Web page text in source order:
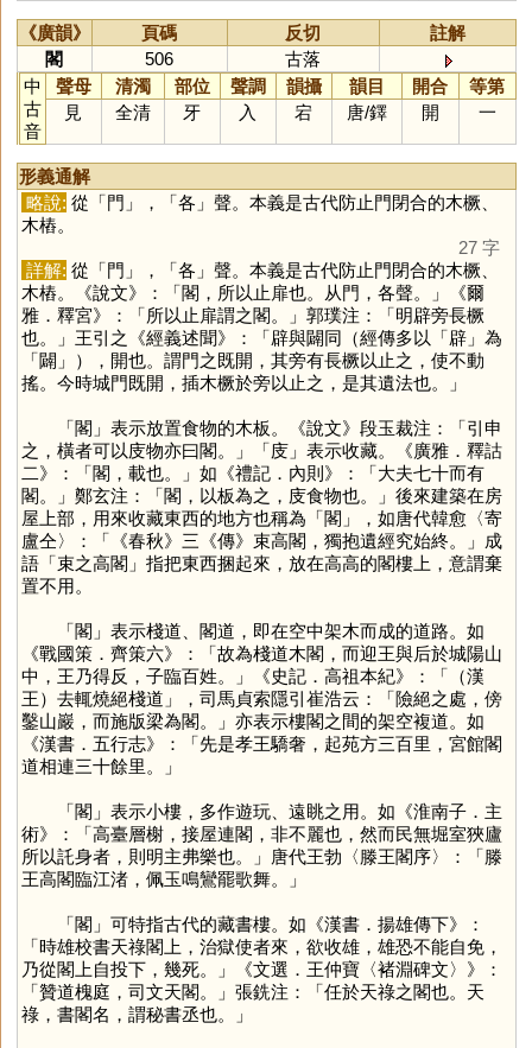
《廣韻》 頁碼 反切
註解
閣
506
古落
中
古
音
聲母 清濁 部位 聲調 韻攝 韻目 開合
等第
見
全清 牙 入 宕 唐/鐸 開 一
形義通解
略說: 從「門 」，「各 」聲。本義是古代防止門閉合的木橛、
木樁。
27 字
詳解: 從「門 」，「各 」聲。本義是古代防止門閉合的木橛、
木樁。《說文》：「閣，所以止扉也。从門，各聲。」《爾
雅．釋宮》：「所以止扉謂之閣。」郭璞注：「明辟旁長橛
也。」王引之《經義述聞》：「辟與闢同（經傳多以「辟」為
「闢 」），開也。謂門之既開，其旁有長橛以止之，使不動
搖。今時城門既開，插木橛於旁以止之，是其遺法也。」
「閣 」表示放置食物的木板。《說文》段玉裁注：「引申
之，橫者可以庋物亦曰閣。」「庋」表示收藏。《廣雅．釋詁
二》：「閣，載也。」如《禮記．內則》：「大夫七十而有
閣。」鄭玄注：「閣，以板為之，庋食物也。」後來建築在房
屋上部，用來收藏東西的地方也稱為「閣 」，如唐代韓愈〈寄
盧仝〉：「《春秋》三《傳》束高閣，獨抱遺經究始終。」成
語「束之高閣」指把東西捆起來，放在高高的閣樓上，意謂棄
置不用。
「閣 」表示棧道、閣道，即在空中架木而成的道路。如
《戰國策．齊策六》：「故為棧道木閣，而迎王與后於城陽山
中，王乃得反，子臨百姓。」《史記．高祖本紀》：「（漢
王）去輒燒絕棧道」，司馬貞索隱引崔浩云：「險絕之處，傍
鑿山巖，而施版梁為閣。」亦表示樓閣之間的架空複道。如
《漢書．五行志》：「先是孝王驕奢，起苑方三百里，宮館閣
道相連三十餘里。」
「閣 」表示小樓，多作遊玩、遠眺之用。如《淮南子．主
術》：「高臺層榭，接屋連閣，非不麗也，然而民無堀室狹廬
所以託身者，則明主弗樂也。」唐代王勃〈滕王閣序〉：「滕
王高閣臨江渚，佩玉鳴鸞罷歌舞。」
「閣 」可特指古代的藏書樓。如《漢書．揚雄傳下》：
「時雄校書天祿閣上，治獄使者來，欲收雄，雄恐不能自免，
乃從閣上自投下，幾死。」《文選．王仲寶〈褚淵碑文〉》：
「贊道槐庭，司文天閣。」張銑注：「任於天祿之閣也。天
祿，書閣名，謂秘書丞也。」